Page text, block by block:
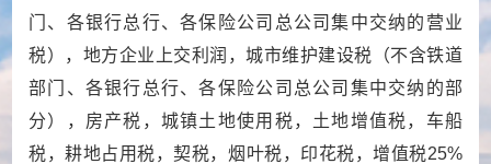
门、各银行总行、各保险公司总公司集中交纳的营业
税），地方企业上交利润，城市维护建设税（不含铁道
部门、各银行总行、各保险公司总公司集中交纳的部
分），房产税，城镇土地使用税，土地增值税，车船
税，耕地占用税，契税，烟叶税，印花税，增值税25%